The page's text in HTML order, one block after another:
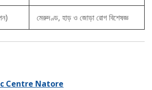
মেরুদণ্ড, হাড় ও জোড়া রোগ বিশেষজ্ঞ
Centre Natore